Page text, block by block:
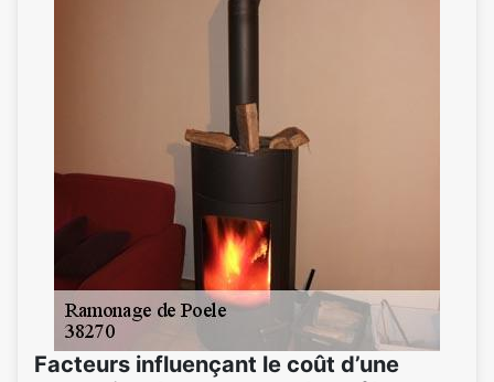
Facteurs influençant le coût d’une